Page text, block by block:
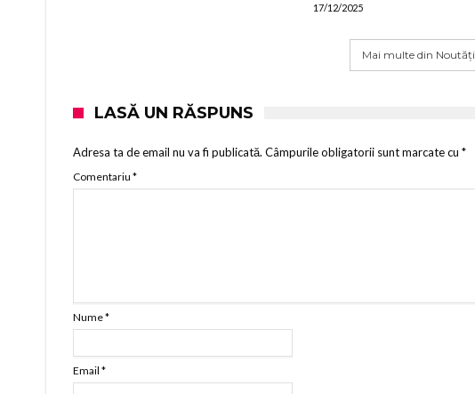
17/12/2025
Mai multe din Noutăți
LASĂ UN RĂSPUNS
Adresa ta de email nu va fi publicată. Câmpurile obligatorii sunt marcate cu *
Comentariu *
Nume*
Email *